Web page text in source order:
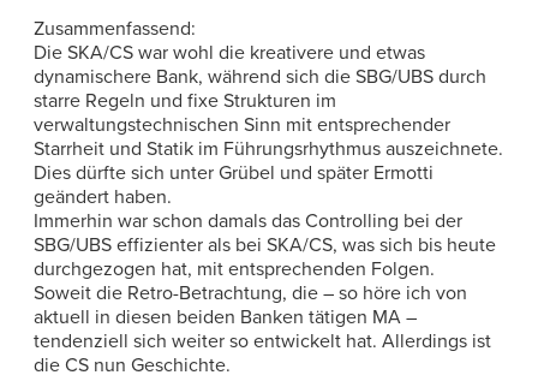
Zusammenfassend:
Die SKA/CS war wohl die kreativere und etwas
dynamischere Bank, während sich die SBG/UBS durch
starre Regeln und fixe Strukturen im
verwaltungstechnischen Sinn mit entsprechender
Starrheit und Statik im Führungsrhythmus auszeichnete.
Dies dürfte sich unter Grübel und später Ermotti
geändert haben.
Immerhin war schon damals das Controlling bei der
SBG/UBS effizienter als bei SKA/CS, was sich bis heute
durchgezogen hat, mit entsprechenden Folgen.
Soweit die Retro-Betrachtung, die – so höre ich von
aktuell in diesen beiden Banken tätigen MA –
tendenziell sich weiter so entwickelt hat. Allerdings ist
die CS nun Geschichte.